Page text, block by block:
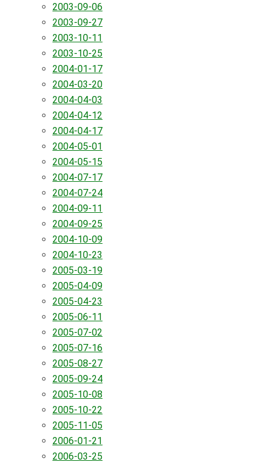
2003-09-06
2003-09-27
2003-10-11
2003-10-25
2004-01-17
2004-03-20
2004-04-03
2004-04-12
2004-04-17
2004-05-01
2004-05-15
2004-07-17
2004-07-24
2004-09-11
2004-09-25
2004-10-09
2004-10-23
2005-03-19
2005-04-09
2005-04-23
2005-06-11
2005-07-02
2005-07-16
2005-08-27
2005-09-24
2005-10-08
2005-10-22
2005-11-05
2006-01-21
2006-03-25